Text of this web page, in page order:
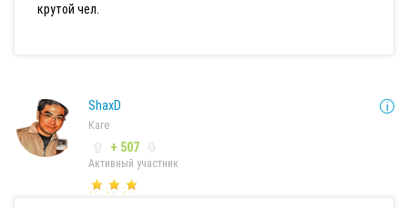
крутой чел.
ShaxD
Каге
+ 507
Активный участник